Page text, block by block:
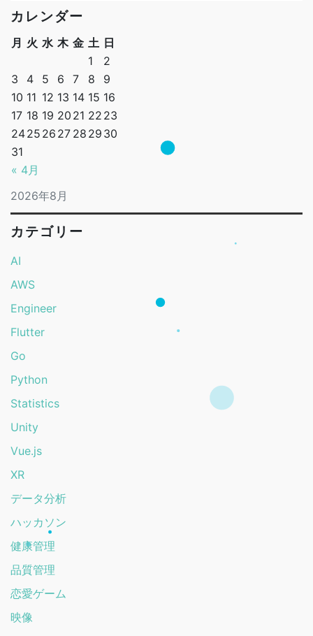
カレンダー
2026年8月
月 火 水 木 金 土 日
« 4月
1
2
3
4 5 6 7 8
9
10 11 12 13 14 15 16
17 18 19 20 21 22 23
2425 26 27 28 29 30
31
カテゴリー
AI
AWS
Engineer
Flutter
Go
Python
Statistics
Unity
Vue.js
XR
データ分析
ハッカソン
健康管理
品質管理
恋愛ゲーム
映像